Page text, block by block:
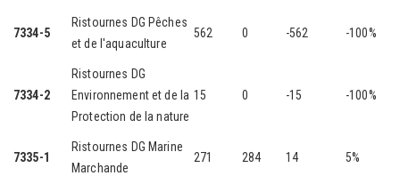
7334-5
Ristournes DG Pêches
et de l'aquaculture
562 0 -562 -100%
7334-2
Ristournes DG
Environnement et de la
Protection de la nature
15 0 -15 -100%
7335-1
Ristournes DG Marine
Marchande
271 284 14 5%